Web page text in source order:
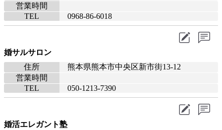
営業時間
TEL
0968-86-6018
婚サルサロン
住所
熊本県熊本市中央区新市街13-12
営業時間
TEL
050-1213-7390
婚活エレガント塾